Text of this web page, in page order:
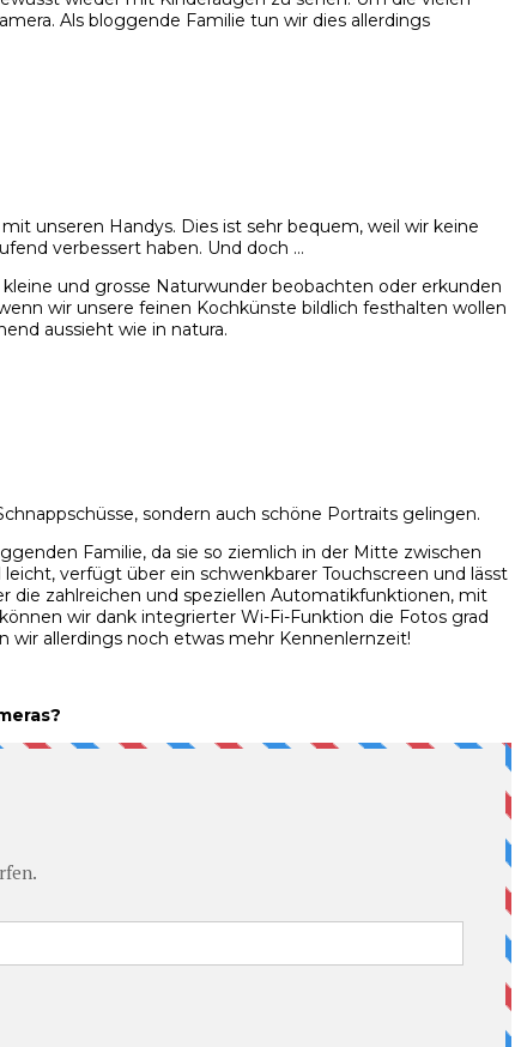
Als bloggende Familie tun wir dies allerdings
unseren Handys. Dies ist sehr bequem, weil wir keine
verbessert haben. Und doch …
und grosse Naturwunder beobachten oder erkunden
wir unsere feinen Kochkünste bildlich festhalten wollen
aussieht wie in natura.
sondern auch schöne Portraits gelingen.
Familie, da sie so ziemlich in der Mitte zwischen
verfügt über ein schwenkbarer Touchscreen und lässt
die zahlreichen und speziellen Automatikfunktionen, mit
wir dank integrierter Wi-Fi-Funktion die Fotos grad
wir allerdings noch etwas mehr Kennenlernzeit!